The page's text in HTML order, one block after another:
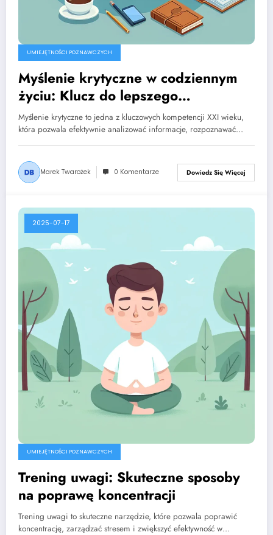
UMIEJĘTNOŚCI POZNAWCZYCH
Myślenie krytyczne w codziennym
życiu: Klucz do lepszego
podejmowania decyzji
Myślenie krytyczne to jedna z kluczowych kompetencji XXI wieku,
która pozwala efektywnie analizować informacje, rozpoznawać…
Marek Twarożek 0 Komentarze Dowiedz Się Więcej
2025-07-17
UMIEJĘTNOŚCI POZNAWCZYCH
Trening uwagi: Skuteczne sposoby
na poprawę koncentracji
Trening uwagi to skuteczne narzędzie, które pozwala poprawić
koncentrację, zarządzać stresem i zwiększyć efektywność w…